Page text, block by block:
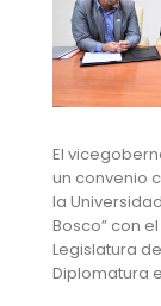
El
un convenio
la
Bosco” con
Legislatura
Diplomatura